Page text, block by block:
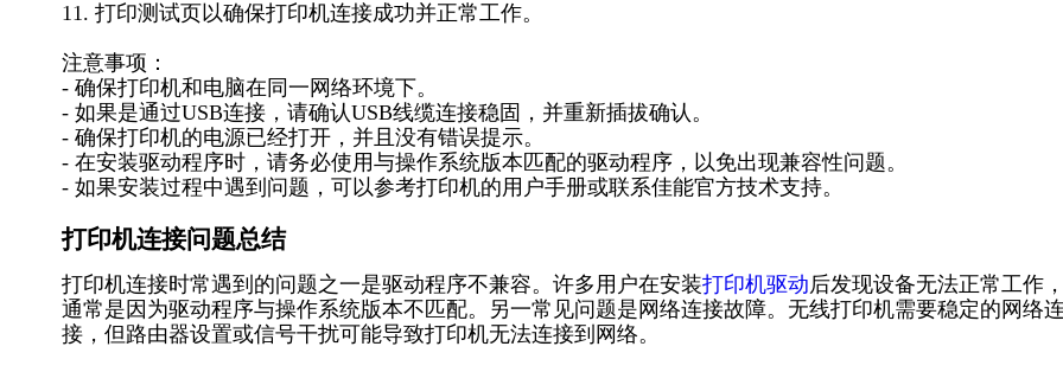
11. 打印测试页以确保打印机连接成功并正常工作。
注意事项：
- 确保打印机和电脑在同一网络环境下。
- 如果是通过USB连接，请确认USB线缆连接稳固，并重新插拔确认。
- 确保打印机的电源已经打开，并且没有错误提示。
- 在安装驱动程序时，请务必使用与操作系统版本匹配的驱动程序，以免出现兼容性问题。
- 如果安装过程中遇到问题，可以参考打印机的用户手册或联系佳能官方技术支持。
打印机连接问题总结
打印机连接时常遇到的问题之一是驱动程序不兼容。许多用户在安装打印机驱动后发现设备无法正常工作
通常是因为驱动程序与操作系统版本不匹配。另一常见问题是网络连接故障。无线打印机需要稳定的网络
接，但路由器设置或信号干扰可能导致打印机无法连接到网络。